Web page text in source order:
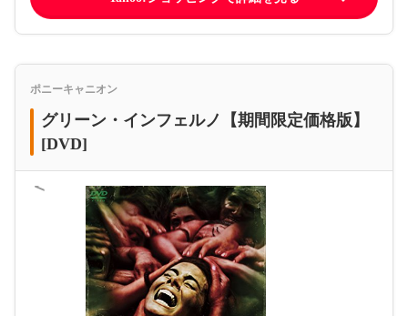
ポニーキャニオン
グリーン・インフェルノ【期間限定価格版】
[DVD]
＜